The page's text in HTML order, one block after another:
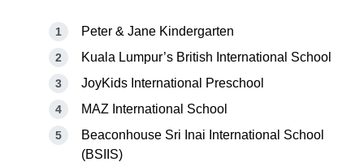
Peter & Jane Kindergarten
Kuala Lumpur’s British International School
JoyKids International Preschool
MAZ International School
Beaconhouse Sri Inai International School
(BSIIS)